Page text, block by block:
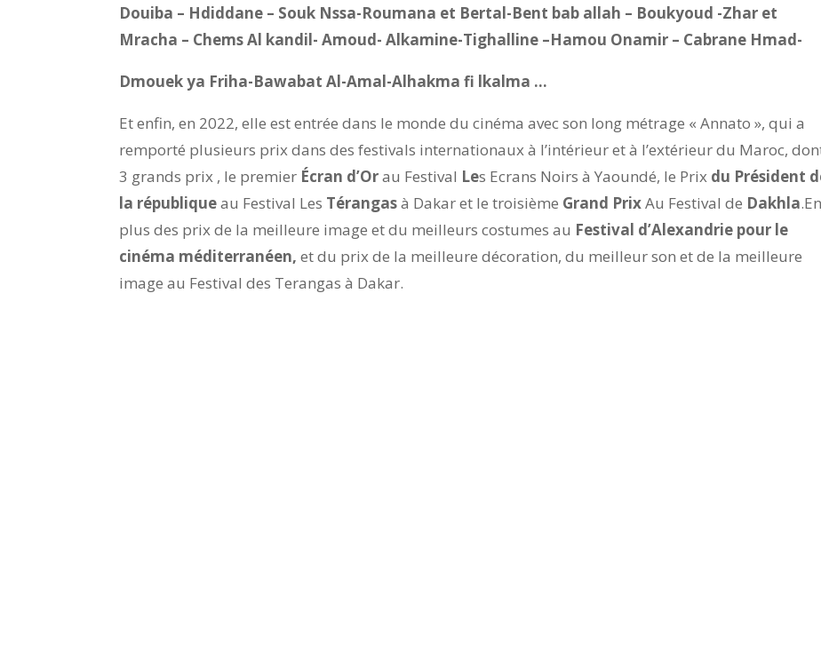
Douiba – Hdiddane – Souk Nssa-Roumana et Bertal-Bent bab allah – Boukyoud -Zhar et
Mracha – Chems Al kandil- Amoud- Alkamine-Tighalline –Hamou Onamir – Cabrane Hmad-
Dmouek ya Friha-Bawabat Al-Amal-Alhakma fi lkalma …
Et enfin, en 2022, elle est entrée dans le monde du cinéma avec son long métrage « Annato », qui a
remporté plusieurs prix dans des festivals internationaux à l’intérieur et à l’extérieur du Maroc,
3 grands prix , le premier Écran d’Orau Festival Les Ecrans Noirs à Yaoundé, le Prix du Président
la républiqueau Festival Les Térangasà Dakar et le troisième Grand PrixAu Festival de Dakhla.En
plus des prix de la meilleure image et du meilleurs costumes au Festival d’Alexandrie pour le
cinéma méditerranéen, et du prix de la meilleure décoration, du meilleur son et de la meilleure
image au Festival des Terangas à Dakar.